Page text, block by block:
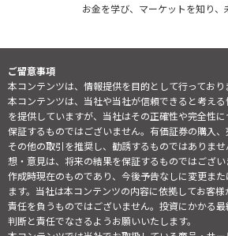
お金を学び、マーケットを知り、
ご留意事項
本コンテンツは、情報提供を目的として行っており
本コンテンツは、当社や当社が信頼できると考え
を提供していますが、当社はその正確性や完全性
保証するものではございません。有価証券の購入、
その他の取引を推奨し、勧誘するものではありま
想・意見は、将来の結果を保証するものではござ
作成時現在のものであり、今後予告なしに変更ま
ます。当社は本コンテンツの内容に依拠してお客
責任を負うものではございません。投資にかかる
判断と責任でなさるようお願いいたします。